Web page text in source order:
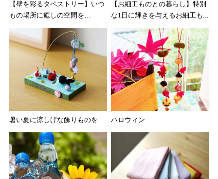
【壁を彩るタペストリー】いつ
もの場所に癒しの空間を…
【お細工ものとの暮らし】特別
な1日に輝きを与えるお細工も...
暑い夏に涼しげな飾りものを ハロウィン